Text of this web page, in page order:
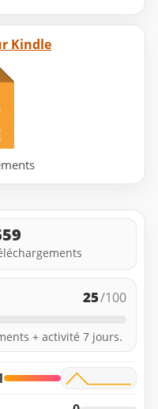
Kindle
25/100
+ activité 7 jours.